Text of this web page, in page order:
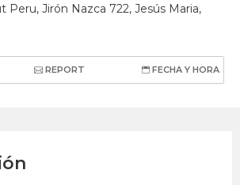
Peru, Jirón Nazca 722, Jesús Maria,
REPORT FECHA Y HORA